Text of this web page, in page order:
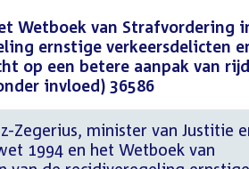
Wetboek van Strafvordering
ernstige verkeersdelicten
op een betere aanpak van
invloed) 36586
Zegerius, minister van Justitie
1994 en het Wetboek van